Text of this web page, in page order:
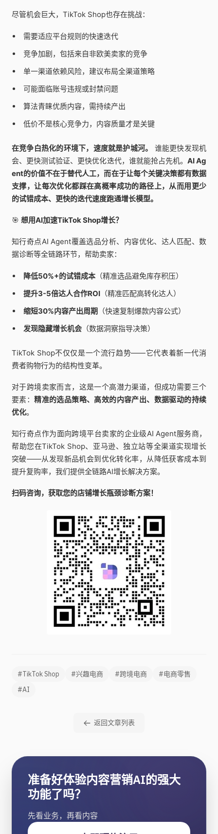
尽管机会巨大，TikTok Shop也存在挑战：
需要适应平台规则的快速迭代
竞争加剧，包括来自非欧美卖家的竞争
单一渠道依赖风险，建议布局全渠道策略
可能面临账号违规或封禁问题
算法青睐优质内容，需持续产出
低价不是核心竞争力，内容质量才是关键
在竞争白热化的环境下，速度就是护城河。
谁能更快发现机
会、更快测试验证、更快优化迭代，谁就能抢占先机。 AI Ag
ent的价值不在于替代人工，而在于让每个关键决策都有数据
支撑，让每次优化都踩在高概率成功的路径上，从而用更少
的试错成本、更快的迭代速度跑通增长模型。
🎯 想用AI加速TikTok Shop增长？
知行奇点AI Agent覆盖选品分析、内容优化、达人匹配、数
据诊断等全链路环节，帮助卖家：
降低50%+的试错成本（精准选品避免库存积压）
提升3-5倍达人合作ROI（精准匹配高转化达人）
缩短30%内容产出周期（快速复制爆款内容公式）
发现隐藏增长机会（数据洞察指导决策）
TikTok Shop不仅仅是一个流行趋势——它代表着新一代消
费者购物行为的结构性变革。
对于跨境卖家而言，这是一个高潜力渠道，但成功需要三个
要素：精准的选品策略、高效的内容产出、数据驱动的持续
优化。
知行奇点作为面向跨境平台卖家的企业级AI Agent服务商，
帮助您在TikTok Shop、亚马逊、独立站等全渠道实现增长
突破——从发现新品机会到优化转化率，从降低获客成本到
提升复购率，我们提供全链路AI增长解决方案。
扫码咨询，获取您的店铺增长瓶颈诊断方案！
#TikTok Shop #兴趣电商 #跨境电商
#电商零售
#AI
返回文章列表
准备好体验内容营销AI的强大
功能了吗？
先看业务，再看内容